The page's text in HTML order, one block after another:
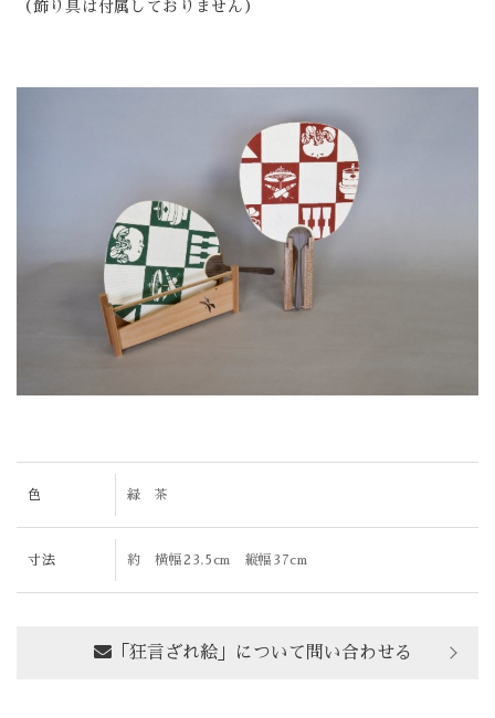
（飾り具は付属しておりません）
色 緑 茶
寸法 約 横幅23.5cm 縦幅37cm
「狂言ざれ絵」について問い合わせる